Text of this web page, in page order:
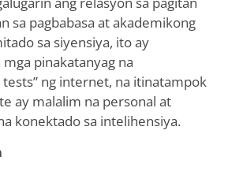
sa pagbabasa at akademikong
sa siyensiya, ito ay
pinakatanyag na
tests” ng internet, na itinatampok
ay malalim na personal at
konektado sa intelihensiya.